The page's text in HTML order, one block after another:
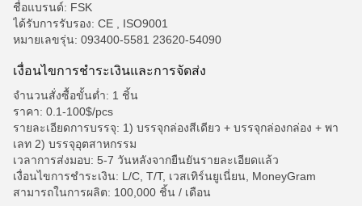
ชื่อแบรนด์: FSK
ได้รับการรับรอง: CE , ISO9001
หมายเลขรุ่น: 093400-5581 23620-54090
เงื่อนไขการชําระเงินและการจัดส่ง
จำนวนสั่งซื้อขั้นต่ำ: 1 ชิ้น
ราคา: 0.1-100$/pcs
รายละเอียดการบรรจุ: 1) บรรจุกล่องสีเดียว + บรรจุกล่องกล่อง + พา
เลท 2) บรรจุอุตสาหกรรม
เวลาการส่งมอบ: 5-7 วันหลังจากยืนยันรายละเอียดแล้ว
เงื่อนไขการชำระเงิน: L/C, T/T, เวสเทิร์นยูเนี่ยน, MoneyGram
สามารถในการผลิต: 100,000 ชิ้น / เดือน